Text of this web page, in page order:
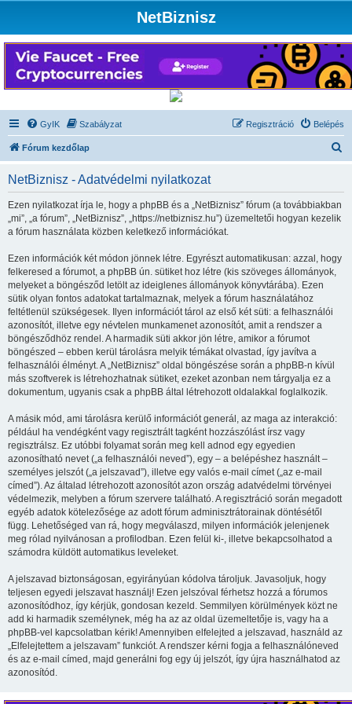
NetBiznisz
GyIK Szabályzat Belépés
Regisztráció
Fórum kezdőlap
NetBiznisz - Adatvédelmi nyilatkozat
Ezen nyilatkozat írja le, hogy a phpBB és a „NetBiznisz” fórum (a továbbiakban
„mi”, „a fórum”, „NetBiznisz”, „https://netbiznisz.hu”) üzemeltetői hogyan kezelik
a fórum használata közben keletkező információkat.
Ezen információk két módon jönnek létre. Egyrészt automatikusan: azzal, hogy
felkeresed a fórumot, a phpBB ún. sütiket hoz létre (kis szöveges állományok,
melyeket a böngésződ letölt az ideiglenes állományok könyvtárába). Ezen
sütik olyan fontos adatokat tartalmaznak, melyek a fórum használatához
feltétlenül szükségesek. Ilyen információt tárol az első két süti: a felhasználói
azonosítót, illetve egy névtelen munkamenet azonosítót, amit a rendszer a
böngésződhöz rendel. A harmadik süti akkor jön létre, amikor a fórumot
böngészed – ebben kerül tárolásra melyik témákat olvastad, így javítva a
felhasználói élményt. A „NetBiznisz” oldal böngészése során a phpBB-n kívül
más szoftverek is létrehozhatnak sütiket, ezeket azonban nem tárgyalja ez a
dokumentum, ugyanis csak a phpBB által létrehozott oldalakkal foglalkozik.
A másik mód, ami tárolásra kerülő információt generál, az maga az interakció:
például ha vendégként vagy regisztrált tagként hozzászólást írsz vagy
regisztrálsz. Ez utóbbi folyamat során meg kell adnod egy egyedien
azonosítható nevet („a felhasználói neved”), egy – a belépéshez használt –
személyes jelszót („a jelszavad”), illetve egy valós e-mail címet („az e-mail
címed”). Az általad létrehozott azonosítót azon ország adatvédelmi törvényei
védelmezik, melyben a fórum szervere található. A regisztráció során megadott
egyéb adatok kötelezősége az adott fórum adminisztrátorainak döntésétől
függ. Lehetőséged van rá, hogy megválaszd, milyen információk jelenjenek
meg rólad nyilvánosan a profilodban. Ezen felül ki-, illetve bekapcsolhatod a
számodra küldött automatikus leveleket.
A jelszavad biztonságosan, egyirányúan kódolva tároljuk. Javasoljuk, hogy
teljesen egyedi jelszavat használj! Ezen jelszóval férhetsz hozzá a fórumos
azonosítódhoz, így kérjük, gondosan kezeld. Semmilyen körülmények közt ne
add ki harmadik személynek, még ha az az oldal üzemeltetője is, vagy ha a
phpBB-vel kapcsolatban kérik! Amennyiben elfelejted a jelszavad, használd az
„Elfelejtettem a jelszavam” funkciót. A rendszer kérni fogja a felhasználóneved
és az e-mail címed, majd generálni fog egy új jelszót, így újra használhatod az
azonosítód.